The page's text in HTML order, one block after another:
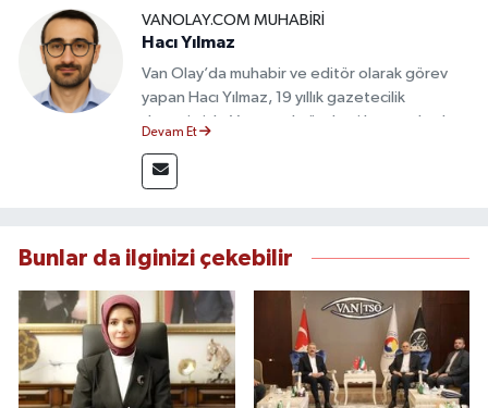
VANOLAY.COM MUHABIRI
Hacı Yılmaz
Van Olay’da muhabir ve editör olarak görev
yapan Hacı Yılmaz, 19 yıllık gazetecilik
deneyimiyle Van yerel gündemi başta olmak
takip etmektedir. Editoryal sürece katkı sunan
Yılmaz, tarafsızlık, doğruluk ve etik ilkeler
bilgilendirmektedir.
Devam Et
Bunlar da ilginizi çekebilir